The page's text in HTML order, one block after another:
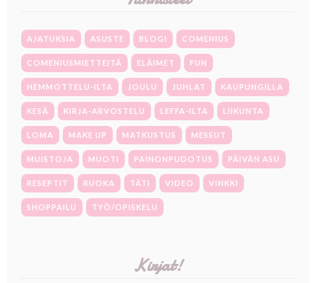
AJATUKSIA ASUSTE BLOGI COMENIUS
COMENIUSMIETTEITÄ ELÄIMET FUN
HEMMOTTELU-ILTA JOULU JUHLAT KAUPUNGILLA
KESÄ KIRJA-ARVOSTELU LEFFA-ILTA LIIKUNTA
LOMA MAKE UP MATKUSTUS MESSUT
MUISTOJA MUOTI PAINONPUDOTUS PÄIVÄN ASU
RESEPTIT RUOKA TÄTI VIDEO VINKKI
SHOPPAILU TYÖ/OPISKELU
Kirjat!